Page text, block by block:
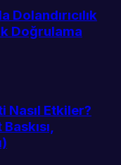
Dolandırıcılık
Doğrulama
Nasıl Etkiler?